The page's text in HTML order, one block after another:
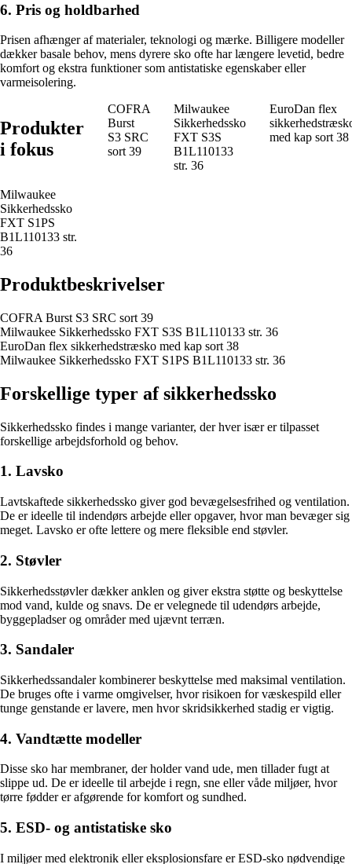
6. Pris og holdbarhed
Prisen afhænger af materialer, teknologi og mærke. Billigere modeller
dækker basale behov, mens dyrere sko ofte har længere levetid, bedre
komfort og ekstra funktioner som antistatiske egenskaber eller
varmeisolering.
Produkter
i fokus
COFRA
Burst
S3 SRC
sort 39
Milwaukee
Sikkerhedssko
FXT S3S
B1L110133
str. 36
EuroDan flex
med kap sort 38
Milwaukee
Sikkerhedssko
FXT S1PS
B1L110133 str.
36
Produktbeskrivelser
COFRA Burst S3 SRC sort 39
Milwaukee Sikkerhedssko FXT S3S B1L110133 str. 36
EuroDan flex sikkerhedstræsko med kap sort 38
Milwaukee Sikkerhedssko FXT S1PS B1L110133 str. 36
Forskellige typer af sikkerhedssko
Sikkerhedssko findes i mange varianter, der hver især er tilpasset
forskellige arbejdsforhold og behov.
1. Lavsko
Lavtskaftede sikkerhedssko giver god bevægelsesfrihed og ventilation.
De er ideelle til indendørs arbejde eller opgaver, hvor man bevæger sig
meget. Lavsko er ofte lettere og mere fleksible end støvler.
2. Støvler
Sikkerhedsstøvler dækker anklen og giver ekstra støtte og beskyttelse
mod vand, kulde og snavs. De er velegnede til udendørs arbejde,
byggepladser og områder med ujævnt terræn.
3. Sandaler
Sikkerhedssandaler kombinerer beskyttelse med maksimal ventilation.
De bruges ofte i varme omgivelser, hvor risikoen for væskespild eller
tunge genstande er lavere, men hvor skridsikkerhed stadig er vigtig.
4. Vandtætte modeller
Disse sko har membraner, der holder vand ude, men tillader fugt at
slippe ud. De er ideelle til arbejde i regn, sne eller våde miljøer, hvor
tørre fødder er afgørende for komfort og sundhed.
5. ESD- og antistatiske sko
I miljøer med elektronik eller eksplosionsfare er ESD-sko nødvendige